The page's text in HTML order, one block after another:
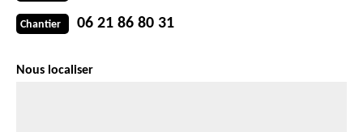
Chantier 06 21 86 80 31
Nous localiser